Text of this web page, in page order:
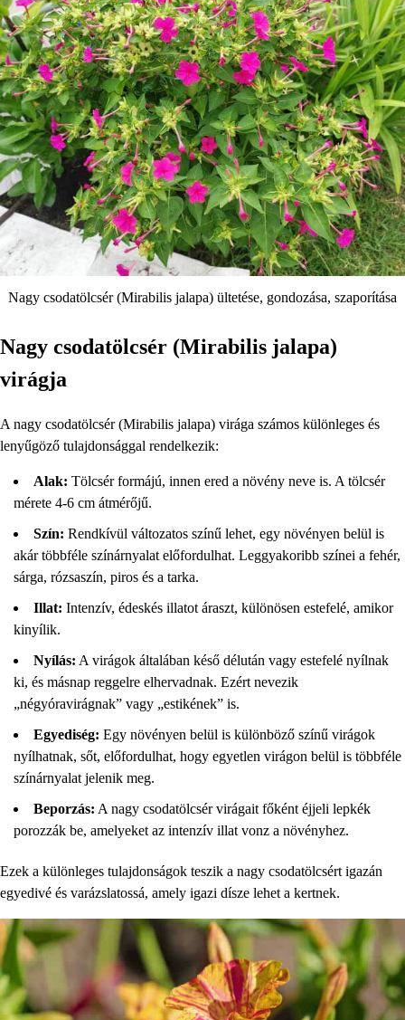
Nagy csodatölcsér (Mirabilis jalapa) ültetése, gondozása, szaporítása
Nagy csodatölcsér (Mirabilis jalapa)
virágja
A nagy csodatölcsér (Mirabilis jalapa) virága számos különleges és
lenyűgöző tulajdonsággal rendelkezik:
Alak: Tölcsér formájú, innen ered a növény neve is. A tölcsér
mérete 4-6 cm átmérőjű.
Szín: Rendkívül változatos színű lehet, egy növényen belül is
akár többféle színárnyalat előfordulhat. Leggyakoribb színei a fehér,
sárga, rózsaszín, piros és a tarka.
Illat: Intenzív, édeskés illatot áraszt, különösen estefelé, amikor
kinyílik.
Nyílás: A virágok általában késő délután vagy estefelé nyílnak
ki, és másnap reggelre elhervadnak. Ezért nevezik
„négyóravirágnak” vagy „estikének” is.
Egyediség: Egy növényen belül is különböző színű virágok
nyílhatnak, sőt, előfordulhat, hogy egyetlen virágon belül is többféle
színárnyalat jelenik meg.
Beporzás: A nagy csodatölcsér virágait főként éjjeli lepkék
porozzák be, amelyeket az intenzív illat vonz a növényhez.
Ezek a különleges tulajdonságok teszik a nagy csodatölcsért igazán
egyedivé és varázslatossá, amely igazi dísze lehet a kertnek.